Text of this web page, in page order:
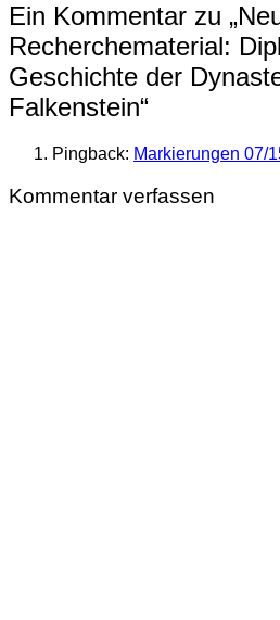
Ein Kommentar zu „
Recherchematerial:
Geschichte der
Falkenstein“
Pingback: Markierungen 07/
Kommentar verfassen